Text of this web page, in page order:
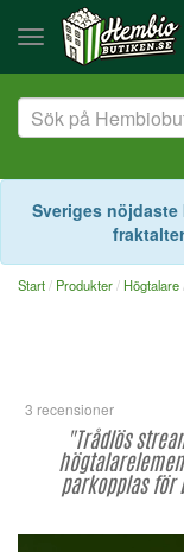
Sveriges
Start Produkter Högtalare
3 recensioner
"Trådlös
parkopplas för